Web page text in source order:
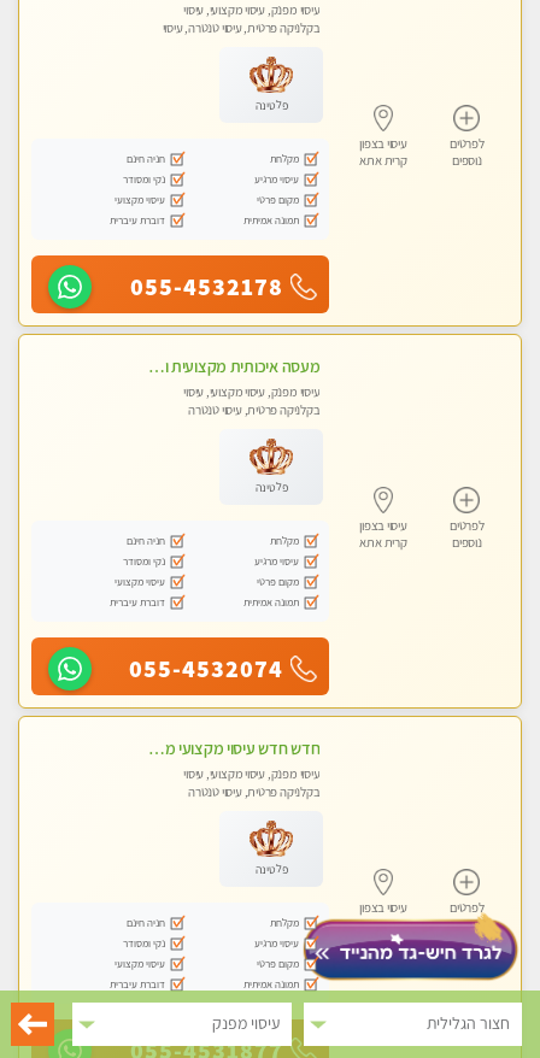
חצור הגלילית עיסוי מפנק
לפרטים
נוספים
עיסוי בצפון
קרית אתא
עיסוי מפנק, עיסוי מקצועי, עיסוי
בקלניקה פרטית, עיסוי טנטרה, עיסוי
פלטינה
מקלחת
חניה חינם
עיסוי מרגיע
נקי ומסודר
מקום פרטי
עיסוי מקצועי
תמונה אמיתית
דוברת עיברית
055-4532178
לפרטים
נוספים
עיסוי בצפון
קרית אתא
מעסה איכותית מקצועית ומפנקת. מומלץ !!אבנים חמות
עיסוי מפנק, עיסוי מקצועי, עיסוי
בקלניקה פרטית, עיסוי טנטרה
פלטינה
מקלחת
חניה חינם
עיסוי מרגיע
נקי ומסודר
מקום פרטי
עיסוי מקצועי
תמונה אמיתית
דוברת עיברית
055-4532074
לפרטים
נוספים
עיסוי בצפון
קרית אתא
חדש חדש עיסוי מקצועי מפנק עיסוי עם אבנים חמות. מעסה עם תעודות. טיפול מרגיע משוחרר באווירה נעימה נקיה ומסודרת
עיסוי מפנק, עיסוי מקצועי, עיסוי
בקלניקה פרטית, עיסוי טנטרה
פלטינה
מקלחת
חניה חינם
עיסוי מרגיע
נקי ומסודר
מקום פרטי
עיסוי מקצועי
תמונה אמיתית
דוברת עיברית
055-4531877